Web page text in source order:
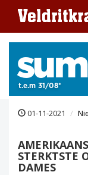
01-11-2021
STERKTSTE
DAMES